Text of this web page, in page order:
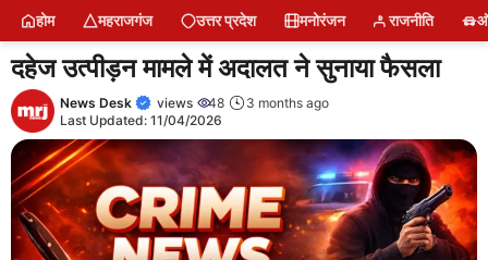
Skip
content
होम महराजगंज उत्तर प्रदेश मनोरंजन राजनीति
दहेज उत्पीड़न मामले में अदालत ने सुनाया फैसला
News Desk views 48
3 months ago
Last Updated: 11/04/2026